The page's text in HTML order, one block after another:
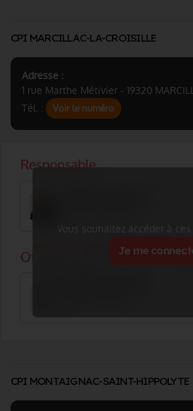
CPI MARCILLAC-LA-CROISILLE
Adresse :
1 rue Marthe Métivier - 19320
Tél. :
Voir le numéro
Vous souhaitez accéder à
Je me
CPI MONTAIGNAC-SAINT-HIPPOLYTE